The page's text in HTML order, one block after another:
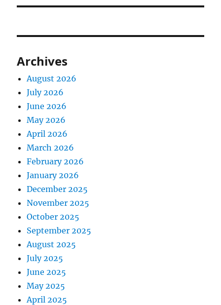
Archives
August 2026
July 2026
June 2026
May 2026
April 2026
March 2026
February 2026
January 2026
December 2025
November 2025
October 2025
September 2025
August 2025
July 2025
June 2025
May 2025
April 2025